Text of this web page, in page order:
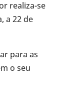
realiza-se
a 22 de
para as
o seu